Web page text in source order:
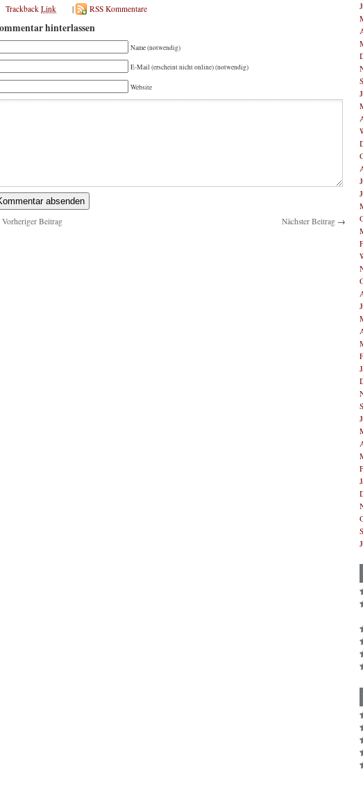
Trackback Link | RSS Kommentare
hinterlassen
Name (notwendig)
E-Mail (erscheint nicht online) (notwendig)
Website
Vorheriger Beitrag Nächster Beitrag →